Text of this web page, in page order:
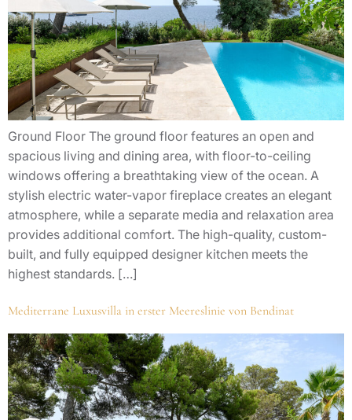
Ground Floor The ground floor features an open and
spacious living and dining area, with floor-to-ceiling
windows offering a breathtaking view of the ocean. A
stylish electric water-vapor fireplace creates an elegant
atmosphere, while a separate media and relaxation area
provides additional comfort. The high-quality, custom-
built, and fully equipped designer kitchen meets the
highest standards. […]
Mediterrane Luxusvilla in erster Meereslinie von Bendinat